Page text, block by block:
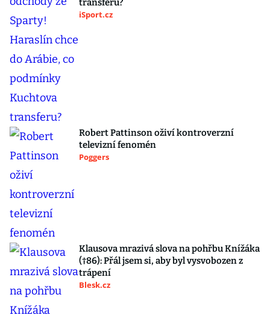
transferu?
iSport.cz
Robert Pattinson oživí kontroverzní
televizní fenomén
Poggers
Klausova mrazivá slova na pohřbu Knížáka
(†86): Přál jsem si, aby byl vysvobozen z
trápení
Blesk.cz